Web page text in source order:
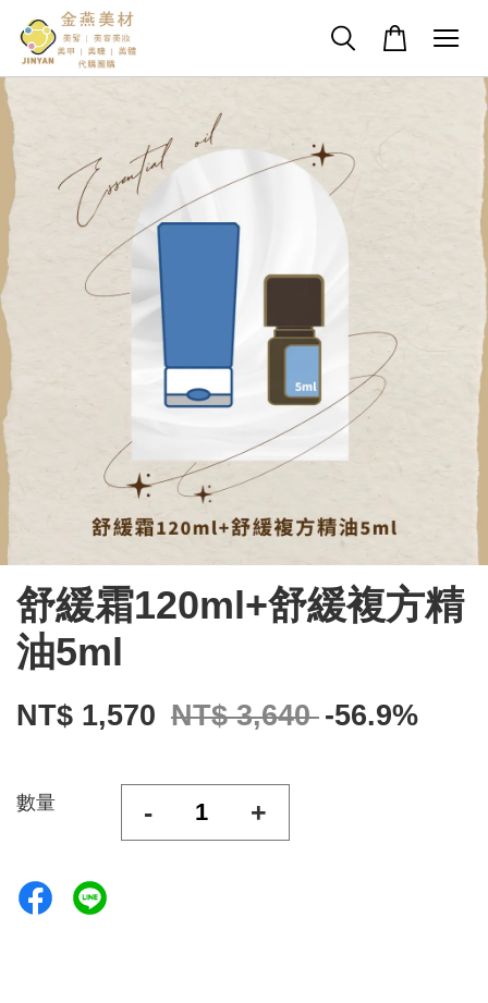
舒緩霜120ml+舒緩複方精
油5ml
NT$ 1,570 NT$ 3,640 -56.9%
數量 - +